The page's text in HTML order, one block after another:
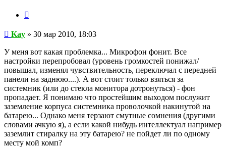
Сообщение
Kay » 30 мар 2010, 18:03
У меня вот какая проблемка... Микрофон фонит. Все
настройки перепробовал (уровень громкостей понижал/
повышал, изменял чувствительность, переключал с передней
панели на заднюю....). А вот стоит только взяться за
системник (или до стекла монитора дотронуться) - фон
пропадает. Я понимаю что простейшим выходом послужит
заземление корпуса системника проволочкой накинутой на
батарею... Однако меня терзают смутные сомнения (другими
словами ачкую я), а если какой нибудь интеллектуал например
заземлит стиралку на эту батарею? не пойдет ли по одному
месту мой комп?